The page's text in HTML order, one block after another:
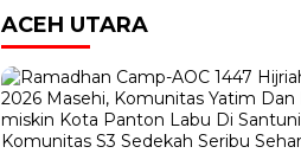
ACEH UTARA